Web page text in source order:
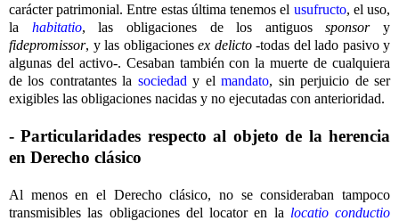
carácter patrimonial. Entre estas última tenemos el usufructo, el uso,
la
habitatio, las obligaciones de los antiguossponsory
fidepromissor, y las obligaciones ex delicto-todas del lado pasivo y
algunas del activo-. Cesaban también con la muerte de cualquiera
de los contratantes la sociedad y elmandato, sin perjuicio de ser
exigibles las obligaciones nacidas y no ejecutadas con anterioridad.
- Particularidades respecto al objeto de la herencia
en Derecho clásico
Al menos en el Derecho clásico, no se consideraban tampoco
transmisibles las obligaciones del locator en la locatio conductio